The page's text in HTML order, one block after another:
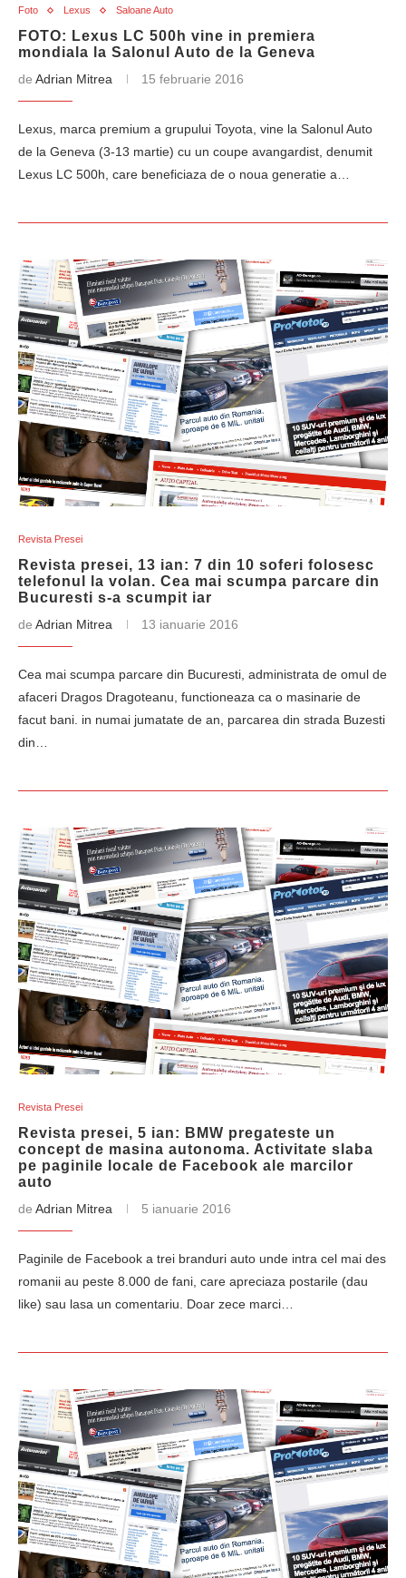
Foto Lexus Saloane Auto
FOTO: Lexus LC 500h vine in premiera
mondiala la Salonul Auto de la Geneva
de Adrian Mitrea 15 februarie 2016
Lexus, marca premium a grupului Toyota, vine la Salonul Auto
de la Geneva (3-13 martie) cu un coupe avangardist, denumit
Lexus LC 500h, care beneficiaza de o noua generatie a…
Revista Presei
Revista presei, 13 ian: 7 din 10 soferi folosesc
telefonul la volan. Cea mai scumpa parcare din
Bucuresti s-a scumpit iar
de Adrian Mitrea 13 ianuarie 2016
Cea mai scumpa parcare din Bucuresti, administrata de omul de
afaceri Dragos Dragoteanu, functioneaza ca o masinarie de
facut bani. in numai jumatate de an, parcarea din strada Buzesti
din…
Revista Presei
Revista presei, 5 ian: BMW pregateste un
concept de masina autonoma. Activitate slaba
pe paginile locale de Facebook ale marcilor
auto
de Adrian Mitrea 5 ianuarie 2016
Paginile de Facebook a trei branduri auto unde intra cel mai des
romanii au peste 8.000 de fani, care apreciaza postarile (dau
like) sau lasa un comentariu. Doar zece marci…